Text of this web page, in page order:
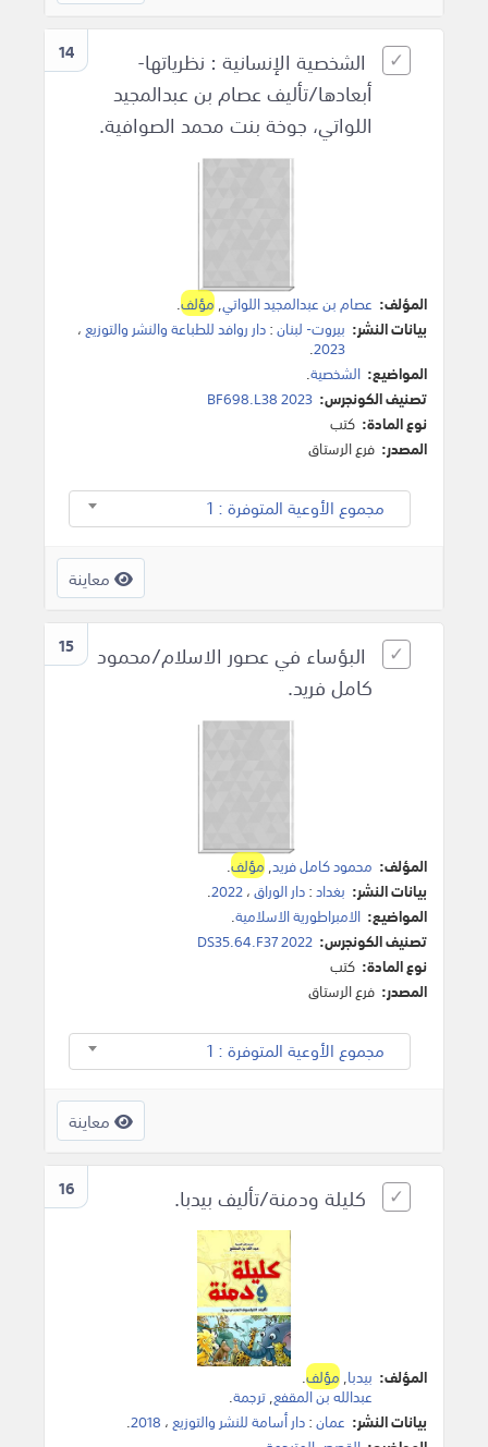
14
الشخصية الإنسانية : نظرياتها-
أبعادها/تأليف عصام بن عبدالمجيد
اللواتي، جوخة بنت محمد الصوافية.
المؤلف: عصام بن عبدالمجيد اللواتي,مؤلف.
بيانات النشر: بيروت- لبنان:دار روافد للطباعة والنشر والتوزيع،
2023
.
المواضيع: الشخصية.
تصنيف الكونجرس: BF698.L38 2023
نوع المادة: كتب
المصدر: فرع الرستاق
مجموع الأوعية المتوفرة : 1
معاينة
15
البؤساء في عصور الاسلام/محمود
كامل فريد.
المؤلف: محمود كامل فريد,مؤلف.
بيانات النشر: بغداد:دار الوراق،2022
.
المواضيع: الامبراطورية الاسلامية.
تصنيف الكونجرس: DS35.64.F37 2022
نوع المادة: كتب
المصدر: فرع الرستاق
مجموع الأوعية المتوفرة : 1
معاينة
16 كليلة ودمنة/تأليف بيدبا.
المؤلف: بيدبا,مؤلف.
عبدالله بن المقفع,ترجمة.
بيانات النشر: عمان:دار أسامة للنشر والتوزيع، 2018
.